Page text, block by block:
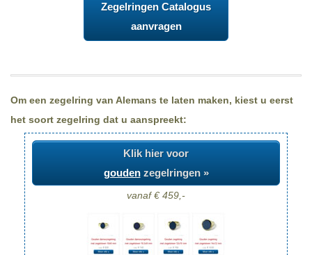
Zegelringen Catalogus
aanvragen
Om een zegelring van Alemans te laten maken, kiest u eerst
het soort zegelring dat u aanspreekt:
Klik hier voor
goudenzegelringen »
vanaf € 459,-